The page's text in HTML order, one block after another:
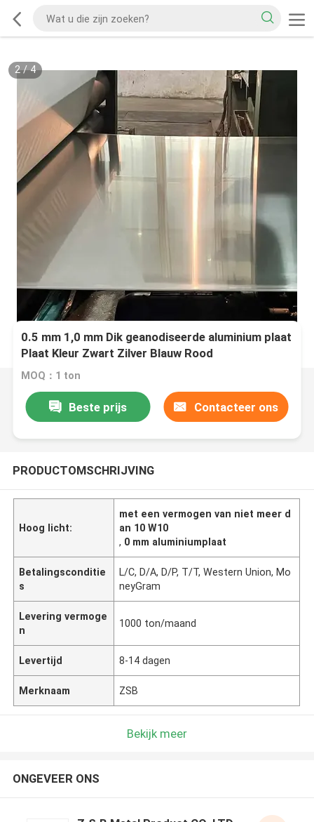
2/4
0.5 mm 1,0 mm Dik geanodiseerde aluminium plaat
Plaat Kleur Zwart Zilver Blauw Rood
MOQ：1 ton
Beste prijs Contacteer ons
PRODUCTOMSCHRIJVING
Hoog licht:
met een vermogen van niet meer d
an 10 W10
, 0 mm aluminiumplaat
Betalingsconditie
s
L/C, D/A, D/P, T/T, Western Union, Mo
neyGram
Levering vermoge
n
1000 ton/maand
Levertijd 8-14 dagen
Merknaam ZSB
Bekijk meer
ONGEVEER ONS